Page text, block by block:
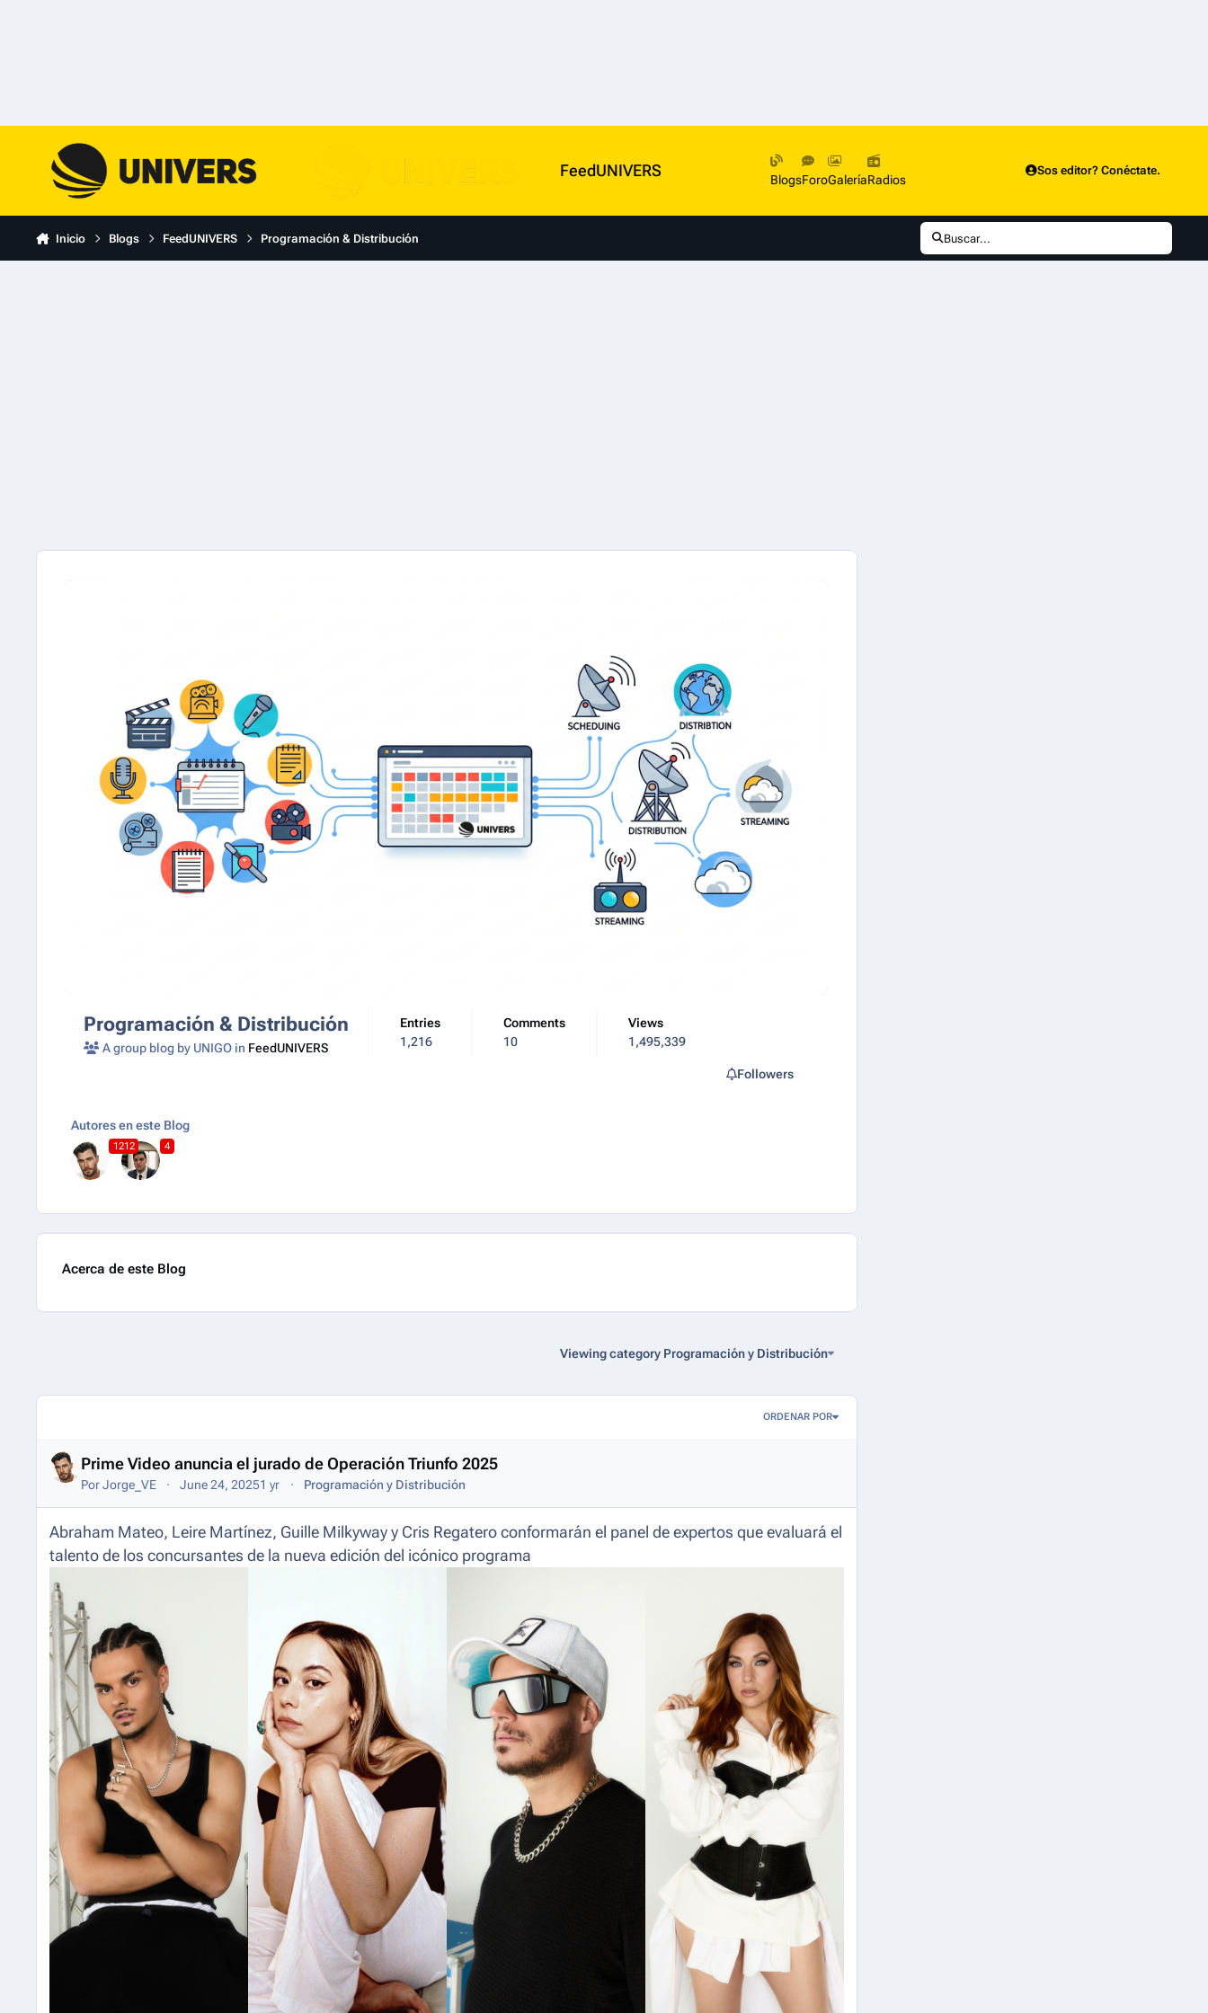
FeedUNIVERS BlogsForoGaleríaRadios
Sos editor? Conéctate.
Inicio Blogs FeedUNIVERS Programación & Distribución Buscar...
Programación & Distribución
A group blog by UNIGO in FeedUNIVERS
Entries
1,216
Comments
10
Views
1,495,339
Followers
Autores en este Blog
1212 4
Acerca de este Blog
Viewing category Programación y Distribución
Entries in this blog
ORDENAR POR
Prime Video anuncia el jurado de Operación Triunfo 2025
PorJorge_VE June 24, 20251 yr Programación y Distribución
Abraham Mateo, Leire Martínez, Guille Milkyway y Cris Regatero conformarán el panel de expertos que evaluará el
talento de los concursantes de la nueva edición del icónico programa